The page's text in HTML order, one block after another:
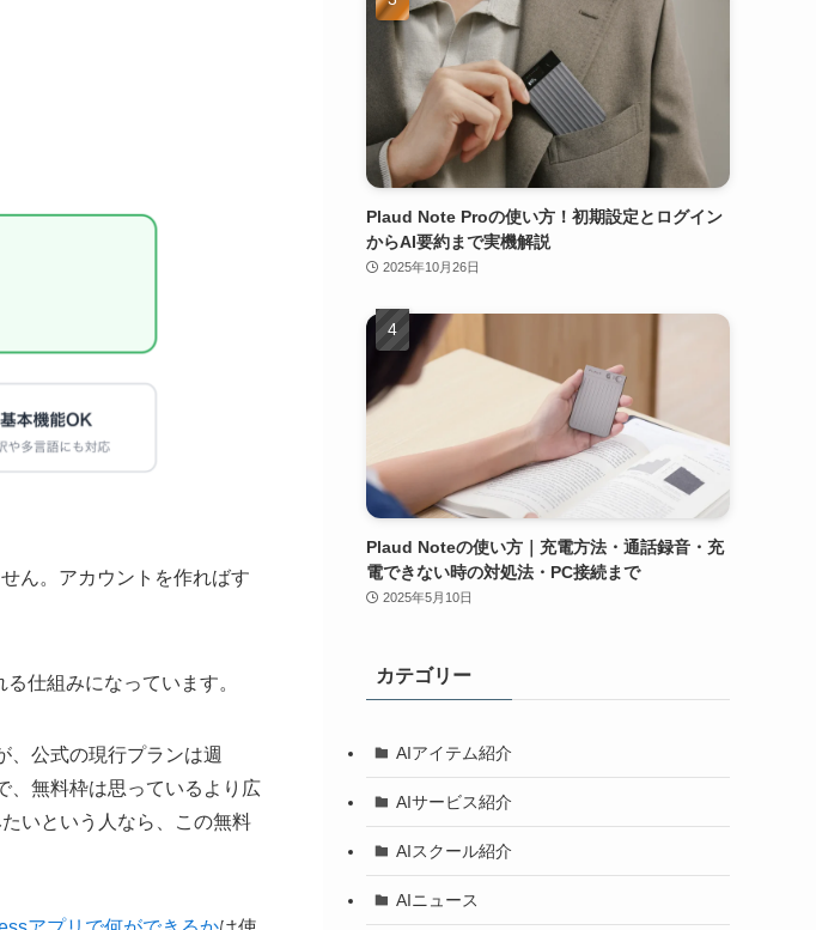
ん。アカウントを作ればす
仕組みになっています。
、公式の現行プランは週
、無料枠は思っているより広
いという人なら、この無料
Plaud Note Proの使い方！初期設定とログイン
からAI要約まで実機解説
2025年10月26日
Plaud Noteの使い方｜充電方法・通話録音・充
電できない時の対処法・PC接続まで
2025年5月10日
カテゴリー
AIアイテム紹介
AIサービス紹介
AIスクール紹介
AIニュース